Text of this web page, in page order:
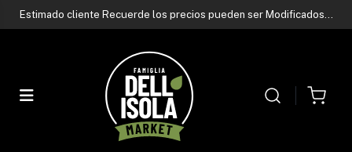
Estimado cliente Recuerde los precios pueden ser Modificados
sin previo aviso
Contactá a nuestro asesor de ventas por whatsapp
Contactá a nuestro asesor de ventas